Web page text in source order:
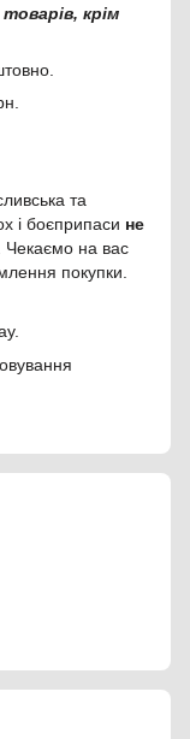
крім
та
і боєприпаси не
Чекаємо на вас
покупки.